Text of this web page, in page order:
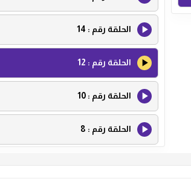
الحلقة رقم : 14
الحلقة رقم : 12
الحلقة رقم :10
الحلقة رقم : 8